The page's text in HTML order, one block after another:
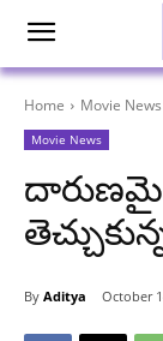
Home Movie News
Movie News
By Aditya October